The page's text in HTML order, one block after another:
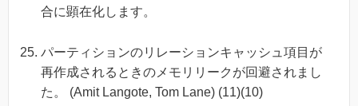
合に顕在化します。
パーティションのリレーションキャッシュ項目が
再作成されるときのメモリリークが回避されまし
た。 (Amit Langote, Tom Lane) (11)(10)